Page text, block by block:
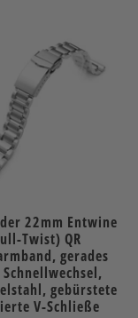
22mm Entwine
Twist) QR
gerades
Schnellwechsel,
gebürstete
V-Schließe